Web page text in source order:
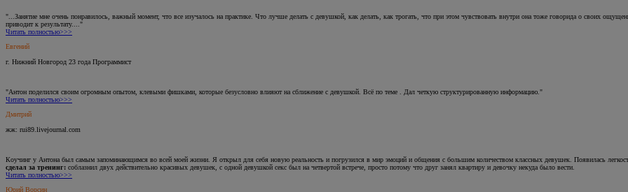
"...Занятие мне очень понравилось, важный момент, что все изучалось на практике. Что лучше делать с девушкой, как делать, как трогать, что при этом чувствовать внутри она тоже говорида о своих
приводит к результату...."
Читать полностью>>>
Евгений
г. Нижний Новгород 23 года Программист
"Антон поделился своим огромным опытом, клевыми фишками, которые безусловно влияют на сближение с девушкой. Всё по теме . Дал четкую структурированную информацию."
Читать полностью>>>
Дмитрий
жж: rui89.livejournal.com
Коучинг у Антона был самым запоминающимся во всей моей жизни. Я открыл для себя новую реальность и погрузился в мир эмоций и общения с большим количеством классных девушек. Появилась
сделал за тренинг: соблазнил двух действительно красивых девушек, с одной девушкой секс был на четвертой встрече, просто потому что друг занял квартиру и девочку некуда было вести.
Читать полностью>>>
Юрий Ворсин